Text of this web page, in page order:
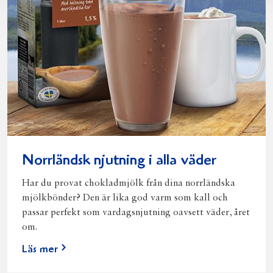
Norrländsk njutning i alla väder
Har du provat chokladmjölk från dina norrländska
mjölkbönder? Den är lika god varm som kall och
passar perfekt som vardagsnjutning oavsett väder, året
om.
Läs mer